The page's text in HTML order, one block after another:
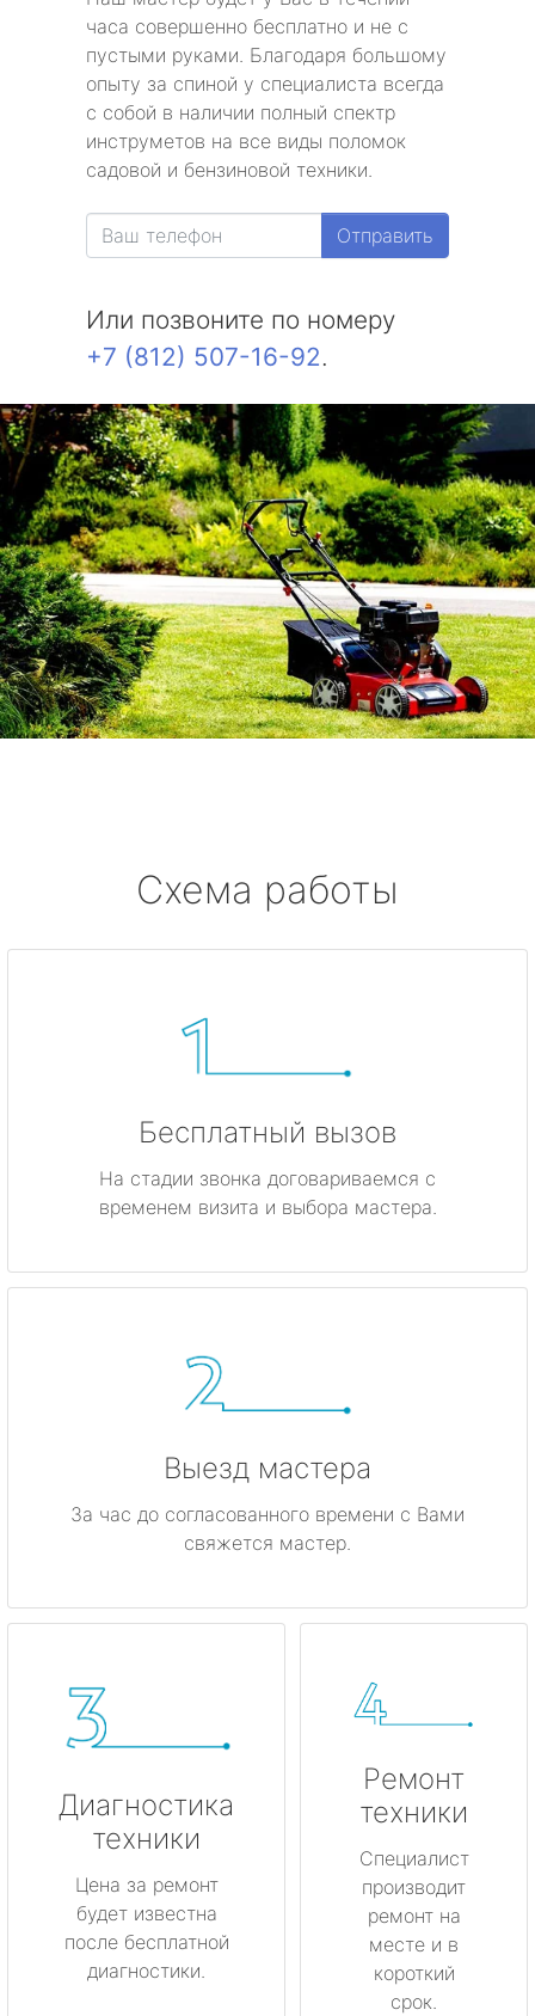
часа совершенно бесплатно и не с
пустыми руками. Благодаря большому
опыту за спиной у специалиста всегда
с собой в наличии полный спектр
инструметов на все виды поломок
садовой и бензиновой техники.
Отправить
Или позвоните по номеру
+7 (812) 507-16-92.
Схема работы
Бесплатный вызов
На стадии звонка договариваемся с
временем визита и выбора мастера.
Выезд мастера
За час до согласованного времени с Вами
свяжется мастер.
Диагностика
техники
Цена за ремонт
будет известна
после бесплатной
диагностики.
Ремонт
техники
Специалист
производит
ремонт на
месте и в
короткий
срок.